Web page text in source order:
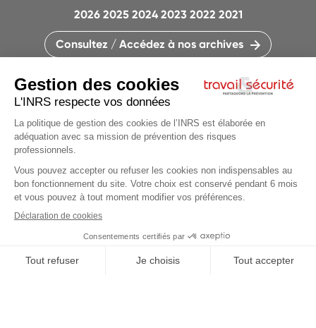
CONTACTEZ LA RÉDACTION
QUI SOMMES-NOUS ?
PLAN DU SITE
PARAMÈTRES DES COOKIES
CHARTE DES COOKIES ET TRACEURS
2026 2025 2024 2023 2022 2021
Consultez / Accédez à nos archives